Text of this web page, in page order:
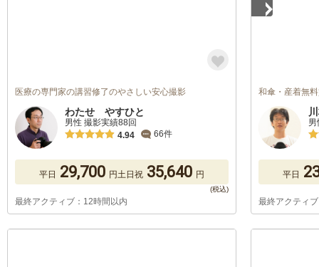
医療の専門家の講習修了のやさしい安心撮影
わたせ やすひと
男性 撮影実績88回
4.94
66件
平日 29,700 円土日祝 35,640 円
最終アクティブ：12時間以内
和傘・産着無
平日
最終アクティ